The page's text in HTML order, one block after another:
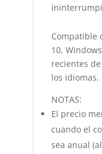
Compatible
10,
recientes
los idiomas.
NOTAS:
El precio
cuando el
sea anual